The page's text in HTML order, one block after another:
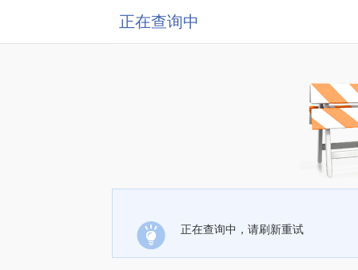
正在查询中
正在查询中，请刷新重试